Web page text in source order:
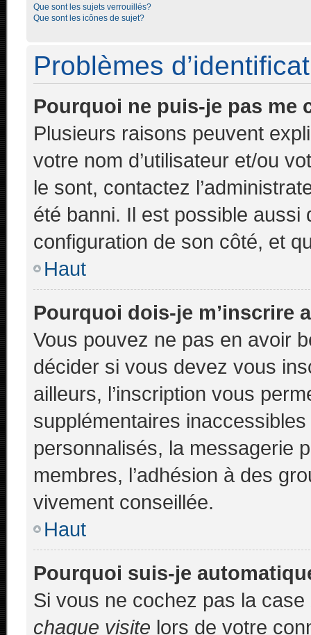
Que sont les sujets verrouillés?
Que sont les icônes de sujet?
Problèmes
Pourquoi ne puis-je pas me
Plusieurs raisons peuvent
votre nom d’utilisateur et/ou
le sont, contactez
été banni. Il est possible aussi
configuration de son côté, et
Haut
Pourquoi dois-je m’inscrire
Vous pouvez ne pas en avoir
décider si vous devez vous
ailleurs, l’inscription vous
supplémentaires
personnalisés, la messagerie
membres, l’adhésion à des
vivement conseillée.
Haut
Pourquoi suis-je
Si vous ne cochez pas la case
chaque visite lors de votre